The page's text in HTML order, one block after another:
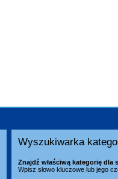
Wyszukiwarka
Znajdź właściwą kategorię dla
Wpisz słowo kluczowe lub jego